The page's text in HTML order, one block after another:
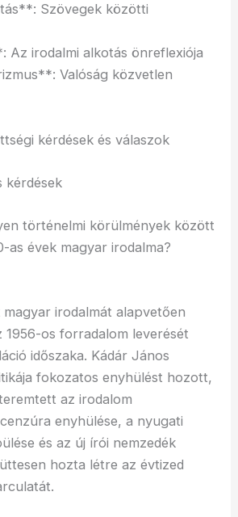
Szövegek közötti
irodalmi alkotás önreflexiója
Valóság közvetlen
kérdések és válaszok
kérdések
történelmi körülmények között
as évek magyar irodalma?
magyar irodalmát alapvetően
1956-os forradalom leverését
időszaka. Kádár János
fokozatos enyhülést hozott,
az irodalom
enyhülése, a nyugati
és az új írói nemzedék
hozta létre az évtized